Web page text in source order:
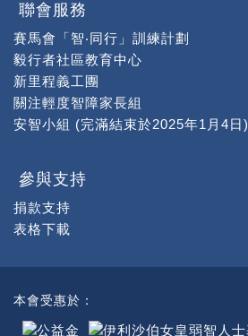
聯會服務
賽馬會「智‧同行」訓練計劃
毅行者社區教育中心
新里程義工團
關注輕度智障家長組
安智小組 (完滿結束於2025年1月4日)
參與支持
捐款支持
表格下載
本會受惠於：